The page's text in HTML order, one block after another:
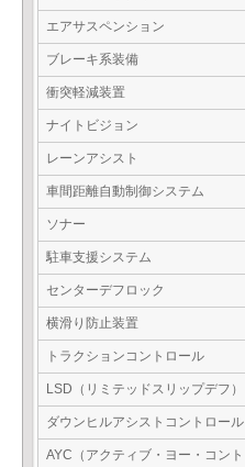
エアサスペンション
ブレーキ系装備
衝突軽減装置
ナイトビジョン
レーンアシスト
車間距離自動制御システム
ソナー
駐車支援システム
センターデフロック
横滑り防止装置
トラクションコントロール
LSD（リミテッドスリップデフ）
ダウンヒルアシストコントロール
AYC（アクティブ・ヨー・コント